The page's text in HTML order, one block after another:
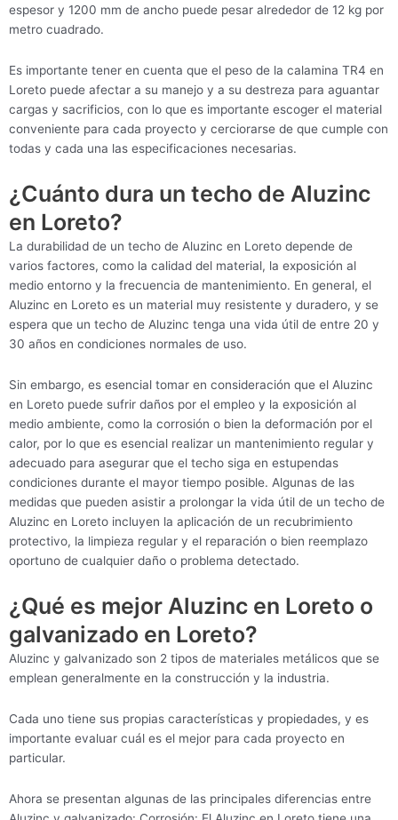
espesor y 1200 mm de ancho puede pesar alrededor de 12 kg por
metro cuadrado.
Es importante tener en cuenta que el peso de la calamina TR4 en
Loreto puede afectar a su manejo y a su destreza para aguantar
cargas y sacrificios, con lo que es importante escoger el material
conveniente para cada proyecto y cerciorarse de que cumple con
todas y cada una las especificaciones necesarias.
¿Cuánto dura un techo de Aluzinc
en Loreto?
La durabilidad de un techo de Aluzinc en Loreto depende de
varios factores, como la calidad del material, la exposición al
medio entorno y la frecuencia de mantenimiento. En general, el
Aluzinc en Loreto es un material muy resistente y duradero, y se
espera que un techo de Aluzinc tenga una vida útil de entre 20 y
30 años en condiciones normales de uso.
Sin embargo, es esencial tomar en consideración que el Aluzinc
en Loreto puede sufrir daños por el empleo y la exposición al
medio ambiente, como la corrosión o bien la deformación por el
calor, por lo que es esencial realizar un mantenimiento regular y
adecuado para asegurar que el techo siga en estupendas
condiciones durante el mayor tiempo posible. Algunas de las
medidas que pueden asistir a prolongar la vida útil de un techo de
Aluzinc en Loreto incluyen la aplicación de un recubrimiento
protectivo, la limpieza regular y el reparación o bien reemplazo
oportuno de cualquier daño o problema detectado.
¿Qué es mejor Aluzinc en Loreto o
galvanizado en Loreto?
Aluzinc y galvanizado son 2 tipos de materiales metálicos que se
emplean generalmente en la construcción y la industria.
Cada uno tiene sus propias características y propiedades, y es
importante evaluar cuál es el mejor para cada proyecto en
particular.
Ahora se presentan algunas de las principales diferencias entre